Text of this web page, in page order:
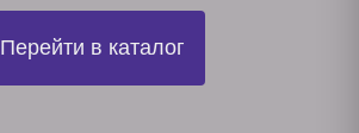
Перейти в каталог